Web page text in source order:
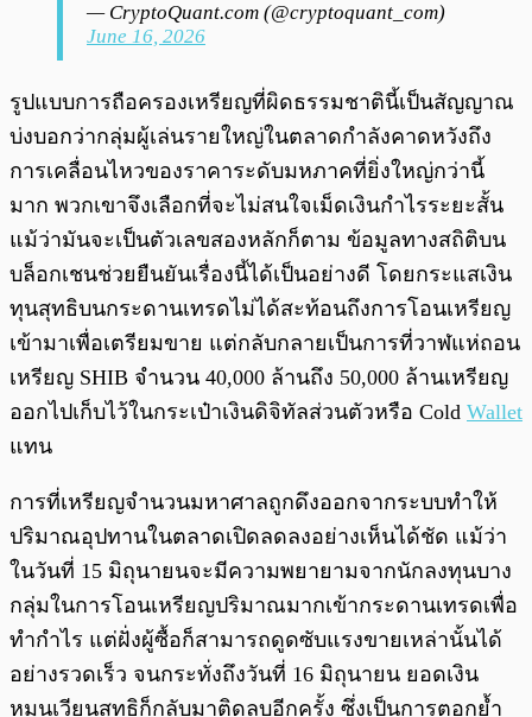
— CryptoQuant.com (@cryptoquant_com)
June 16, 2026
รูปแบบการถือครองเหรียญที่ผิดธรรมชาตินี้เป็นสัญญาณ
บ่งบอกว่ากลุ่มผู้เล่นรายใหญ่ในตลาดกำลังคาดหวังถึง
การเคลื่อนไหวของราคาระดับมหภาคที่ยิ่งใหญ่กว่านี้
มาก พวกเขาจึงเลือกที่จะไม่สนใจเม็ดเงินกำไรระยะสั้น
แม้ว่ามันจะเป็นตัวเลขสองหลักก็ตาม ข้อมูลทางสถิติบน
บล็อกเชนช่วยยืนยันเรื่องนี้ได้เป็นอย่างดี โดยกระแสเงิน
ทุนสุทธิบนกระดานเทรดไม่ได้สะท้อนถึงการโอนเหรียญ
เข้ามาเพื่อเตรียมขาย แต่กลับกลายเป็นการที่วาฬแห่ถอน
เหรียญ SHIB จำนวน 40,000 ล้านถึง 50,000 ล้านเหรียญ
ออกไปเก็บไว้ในกระเป๋าเงินดิจิทัลส่วนตัวหรือ Cold Wallet
แทน
การที่เหรียญจำนวนมหาศาลถูกดึงออกจากระบบทำให้
ปริมาณอุปทานในตลาดเปิดลดลงอย่างเห็นได้ชัด แม้ว่า
ในวันที่ 15 มิถุนายนจะมีความพยายามจากนักลงทุนบาง
กลุ่มในการโอนเหรียญปริมาณมากเข้ากระดานเทรดเพื่อ
ทำกำไร แต่ฝั่งผู้ซื้อก็สามารถดูดซับแรงขายเหล่านั้นได้
อย่างรวดเร็ว จนกระทั่งถึงวันที่ 16 มิถุนายน ยอดเงิน
หมุนเวียนสุทธิก็กลับมาติดลบอีกครั้ง ซึ่งเป็นการตอกย้ำ